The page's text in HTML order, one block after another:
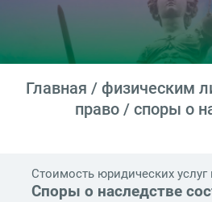
Главная / физическим
право / споры о
Стоимость юридических услуг
Споры о наследстве